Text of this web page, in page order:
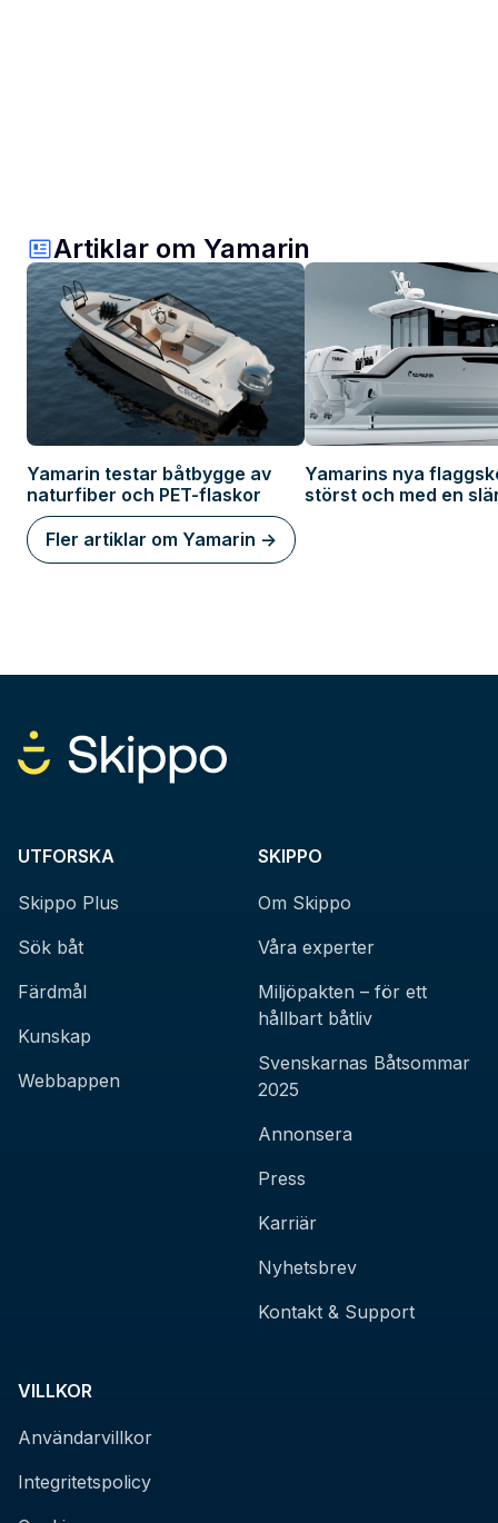
Artiklar om Yamarin
Yamarin testar båtbygge av
naturfiber och PET-flaskor
Yamarins nya
störst och med en
Fler artiklar om Yamarin ->
UTFORSKA
Skippo Plus
Sök båt
Färdmål
Kunskap
Webbappen
SKIPPO
Om Skippo
Våra experter
Miljöpakten – för ett
hållbart båtliv
Svenskarnas Båtsommar
2025
Annonsera
Press
Karriär
Nyhetsbrev
Kontakt & Support
VILLKOR
Användarvillkor
Integritetspolicy